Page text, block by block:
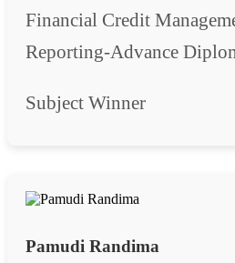
Financial Credit
Reporting-Advance
Subject Winner
Pamudi Randima